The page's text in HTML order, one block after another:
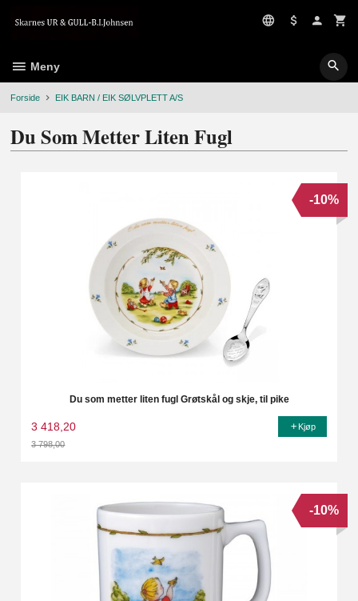
Meny
Forside EIK BARN / EIK SØLVPLETT A/S
Du Som Metter Liten Fugl
Du som metter liten fugl Grøtskål og skje, til pike
3 418,20
3 798,00
-10%
Kjøp
-10%